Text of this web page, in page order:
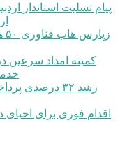
پیام تسلیت استاندار
رشد ۳۲
اقدام فوری برای